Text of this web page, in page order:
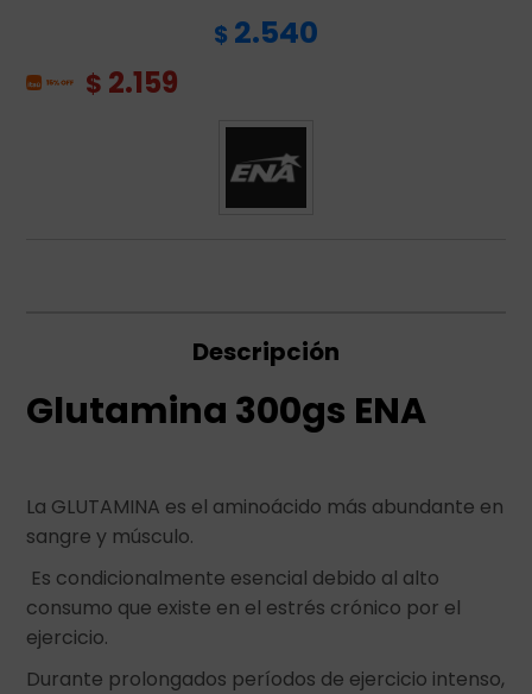
$ 2.540
$ 2.159
Descripción
Glutamina 300gs ENA
La GLUTAMINA es el aminoácido más abundante en
sangre y músculo.
Es condicionalmente esencial debido al alto
consumo que existe en el estrés crónico por el
ejercicio.
Durante prolongados períodos de ejercicio intenso,